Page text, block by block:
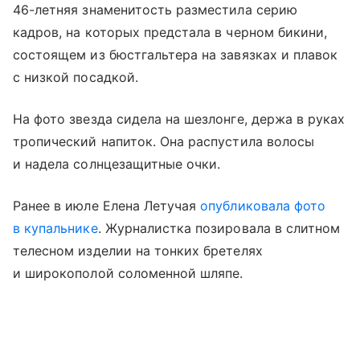
46-летняя знаменитость разместила серию
кадров, на которых предстала в черном бикини,
состоящем из бюстгальтера на завязках и плавок
с низкой посадкой.
На фото звезда сидела на шезлонге, держа в руках
тропический напиток. Она распустила волосы
и надела солнцезащитные очки.
Ранее в июле Елена Летучаяопубликовала фото
в купальнике. Журналистка позировала в слитном
телесном изделии на тонких бретелях
и широкополой соломенной шляпе.